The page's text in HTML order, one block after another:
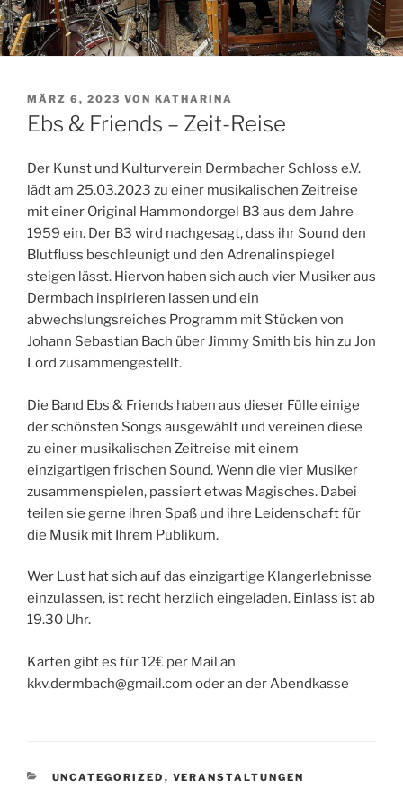
VERÖFFENTLICHT
AM
MÄRZ 6, 2023 VON KATHARINA
Ebs & Friends – Zeit-Reise
Der Kunst und Kulturverein Dermbacher Schloss e.V.
lädt am 25.03.2023 zu einer musikalischen Zeitreise
mit einer Original Hammondorgel B3 aus dem Jahre
1959 ein. Der B3 wird nachgesagt, dass ihr Sound den
Blutfluss beschleunigt und den Adrenalinspiegel
steigen lässt. Hiervon haben sich auch vier Musiker aus
Dermbach inspirieren lassen und ein
abwechslungsreiches Programm mit Stücken von
Johann Sebastian Bach über Jimmy Smith bis hin zu Jon
Lord zusammengestellt.
Die Band Ebs & Friends haben aus dieser Fülle einige
der schönsten Songs ausgewählt und vereinen diese
zu einer musikalischen Zeitreise mit einem
einzigartigen frischen Sound. Wenn die vier Musiker
zusammenspielen, passiert etwas Magisches. Dabei
teilen sie gerne ihren Spaß und ihre Leidenschaft für
die Musik mit Ihrem Publikum.
Wer Lust hat sich auf das einzigartige Klangerlebnisse
einzulassen, ist recht herzlich eingeladen. Einlass ist ab
19.30 Uhr.
Karten gibt es für 12€ per Mail an
kkv.dermbach@gmail.com oder an der Abendkasse
KATEGORIEN
UNCATEGORIZED , VERANSTALTUNGEN